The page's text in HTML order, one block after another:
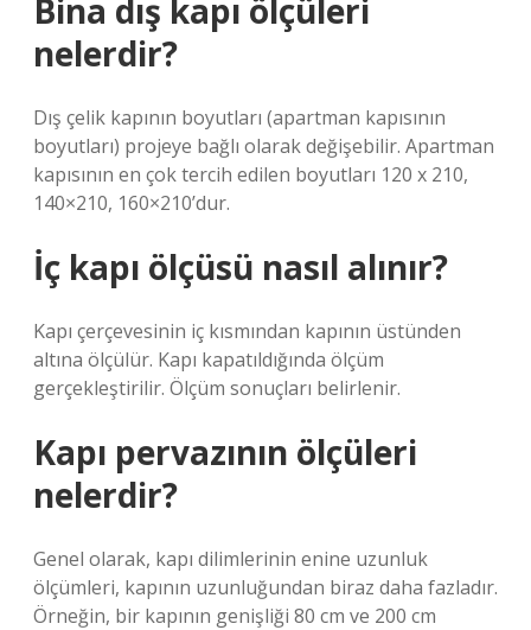
Bina dış kapı ölçüleri
nelerdir?
Dış çelik kapının boyutları (apartman kapısının
boyutları) projeye bağlı olarak değişebilir. Apartman
kapısının en çok tercih edilen boyutları 120 x 210,
140×210, 160×210’dur.
İç kapı ölçüsü nasıl alınır?
Kapı çerçevesinin iç kısmından kapının üstünden
altına ölçülür. Kapı kapatıldığında ölçüm
gerçekleştirilir. Ölçüm sonuçları belirlenir.
Kapı pervazının ölçüleri
nelerdir?
Genel olarak, kapı dilimlerinin enine uzunluk
ölçümleri, kapının uzunluğundan biraz daha fazladır.
Örneğin, bir kapının genişliği 80 cm ve 200 cm